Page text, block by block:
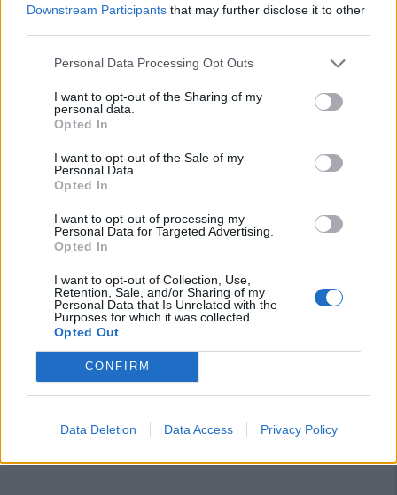
Downstream Participants that may further disclose it to other
Personal Data Processing Opt Outs
I want to opt-out of the Sharing of my
personal data.
Opted In
I want to opt-out of the Sale of my
Personal Data.
Opted In
I want to opt-out of processing my
Personal Data for Targeted Advertising.
Opted In
I want to opt-out of Collection, Use,
Retention, Sale, and/or Sharing of my
Personal Data that Is Unrelated with the
Purposes for which it was collected.
Opted Out
CONFIRM
Data Deletion Data Access Privacy Policy
La Villacidrese torna in Eccellenza,
l'Antiochense va in Promozione, Golfo
Aranci e La Salle salgono in Prima
assuma le responsabilità»
31 Lug 2026
«Impossibilitati nel far fronte alle vertenze
dei giocatori»
Nuorese, parte la programmazione:
Francesco Cattide è il nuovo tecnico
29 Lug 2026